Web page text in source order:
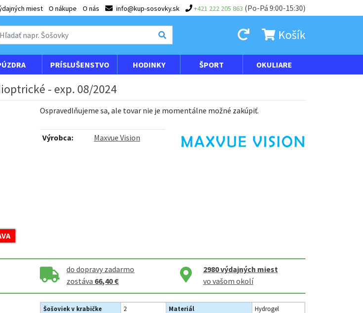
miest O nákupe O nás info@kup-sosovky.sk +421 222 205 863 (Po-Pá 9:00-15:30)
Košík
PRÍSLUŠENSTVO HODINKY ŠPORT OKULIARE
- exp. 08/2024
Ospravedlňujeme sa, ale tovar nie je momentálne možné zakúpiť.
Výrobca: Maxvue Vision
do dopravy zadarmo
zostáva 66,40 €
2980výdajných miest
vo vašom okolí
Šošoviek v krabičke 2 Materiál
Hydrogel